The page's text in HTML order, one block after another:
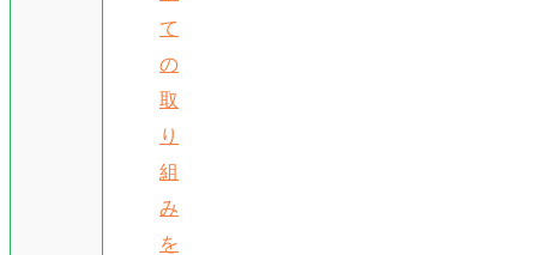
て
の
取
り
組
み
を